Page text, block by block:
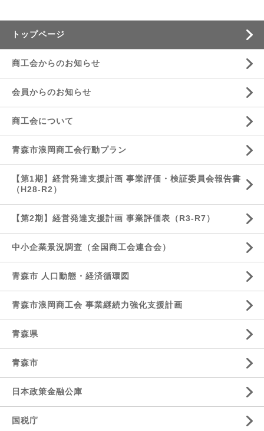
トップページ
商工会からのお知らせ
会員からのお知らせ
商工会について
青森市浪岡商工会行動プラン
【第1期】経営発達支援計画 事業評価・検証委員会報告書
（H28-R2）
【第2期】経営発達支援計画 事業評価表（R3-R7）
中小企業景況調査（全国商工会連合会）
青森市 人口動態・経済循環図
青森市浪岡商工会 事業継続力強化支援計画
青森県
青森市
日本政策金融公庫
国税庁